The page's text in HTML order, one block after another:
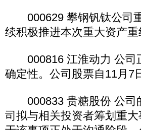
000629 攀钢钒钛公司重
续积极推进本次重大资产重
000816 江淮动力 公司
确定性。公司股票自11月7
000833 贵糖股份 公司
司拟与相关投资者筹划重